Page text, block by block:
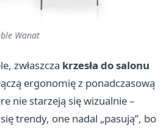
Wanat
zwłaszcza krzesła do salonu
ergonomię z ponadczasową
nie starzeją się wizualnie –
trendy, one nadal „pasują”, bo